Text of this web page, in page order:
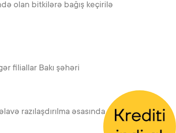
olan bitkilərə bağış keçirilə
filiallar Bakı şəhəri
razılaşdırılma əsasında